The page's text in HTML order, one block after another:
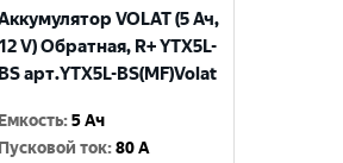
VOLAT (5 Ач,
12 V) Обратная, R+ YTX5L-
BS арт.YTX5L-BS(MF)Volat
Емкость:5 Ач
Пусковой ток:80 A